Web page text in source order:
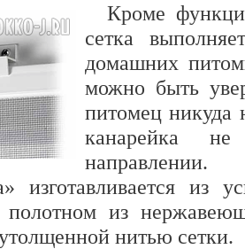
Кроме
сетка
домашних
можно быть
питомец
канарейка
изготавливается из
полотном из
нитью сетки.